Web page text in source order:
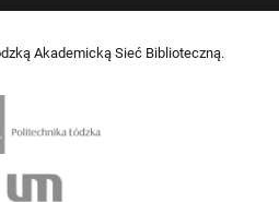
Akademicką Sieć Biblioteczną.